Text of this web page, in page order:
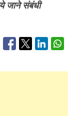
जाने संबंधी